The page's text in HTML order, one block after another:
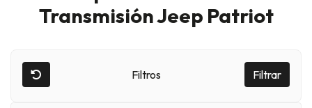
Transmisión Jeep Patriot
Filtros Filtrar